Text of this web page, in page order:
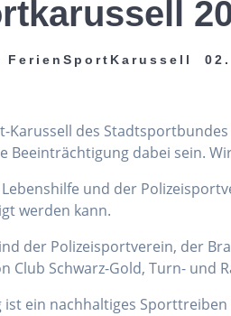
FerienSportKarussell
Karussell des
Beeinträchtigung dabei sein.
und der
werden kann.
der Polizeisportverein, der
Club Schwarz-Gold, Turn- und
ein nachhaltiges